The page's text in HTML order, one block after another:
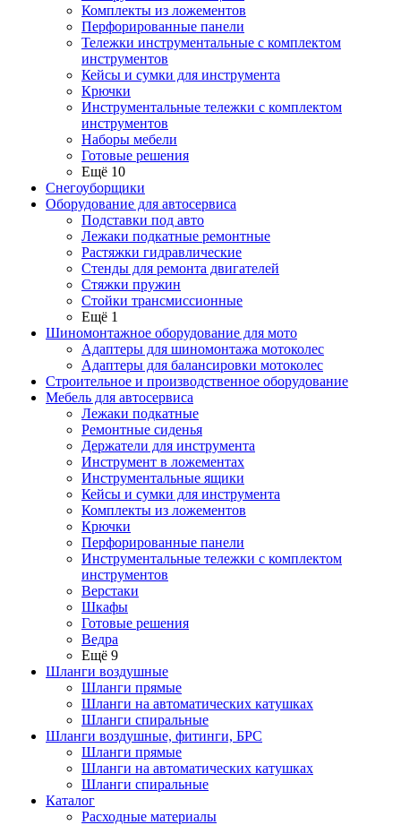
Комплекты из ложементов
Перфорированные панели
Тележки инструментальные с комплектом
инструментов
Кейсы и сумки для инструмента
Крючки
Инструментальные тележки с комплектом
инструментов
Наборы мебели
Готовые решения
Ещё 10
Снегоуборщики
Оборудование для автосервиса
Подставки под авто
Лежаки подкатные ремонтные
Растяжки гидравлические
Стенды для ремонта двигателей
Стяжки пружин
Стойки трансмиссионные
Ещё 1
Шиномонтажное оборудование для мото
Адаптеры для шиномонтажа мотоколес
Адаптеры для балансировки мотоколес
Строительное и производственное оборудование
Мебель для автосервиса
Лежаки подкатные
Ремонтные сиденья
Держатели для инструмента
Инструмент в ложементах
Инструментальные ящики
Кейсы и сумки для инструмента
Комплекты из ложементов
Крючки
Перфорированные панели
Инструментальные тележки с комплектом
инструментов
Верстаки
Шкафы
Готовые решения
Ведра
Ещё 9
Шланги воздушные
Шланги прямые
Шланги на автоматических катушках
Шланги спиральные
Шланги воздушные, фитинги, БРС
Шланги прямые
Шланги на автоматических катушках
Шланги спиральные
Каталог
Расходные материалы